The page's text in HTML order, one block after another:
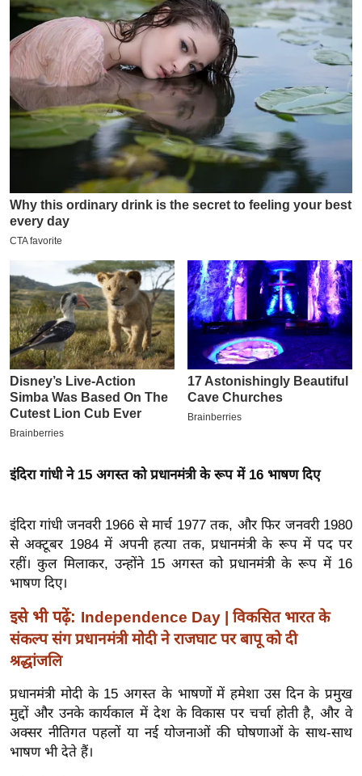
I
P
L
2
0
2
6
म
ई
-
प
र
मि
सा
ल
बे
मि
सा
ल
ख्सि
य
त
ग
इं
डि
सा
हि
त्य
इंदिरा गांधी ने 15 अगस्त को प्रधानमंत्री के रूप में 16 भाषण दिए
इंदिरा गांधी जनवरी 1966 से मार्च 1977 तक, और फिर जनवरी 1980
से अक्टूबर 1984 में अपनी हत्या तक, प्रधानमंत्री के रूप में पद पर
रहीं। कुल मिलाकर, उन्होंने 15 अगस्त को प्रधानमंत्री के रूप में 16
भाषण दिए।
इसे भी पढ़ें: Independence Day | विकसित भारत के
संकल्प संग प्रधानमंत्री मोदी ने राजघाट पर बापू को दी
श्रद्धांजलि
प्रधानमंत्री मोदी के 15 अगस्त के भाषणों में हमेशा उस दिन के प्रमुख
मुद्दों और उनके कार्यकाल में देश के विकास पर चर्चा होती है, और वे
अक्सर नीतिगत पहलों या नई योजनाओं की घोषणाओं के साथ-साथ
भाषण भी देते हैं।